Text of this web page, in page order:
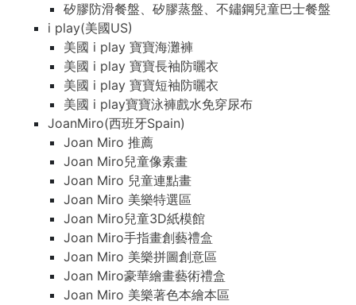
矽膠防滑餐盤、矽膠蒸盤、不鏽鋼兒童巴士餐盤
i play(美國US)
美國 i play 寶寶海灘褲
美國 i play 寶寶長袖防曬衣
美國 i play 寶寶短袖防曬衣
美國 i play寶寶泳褲戲水免穿尿布
JoanMiro(西班牙Spain)
Joan Miro 推薦
Joan Miro兒童像素畫
Joan Miro 兒童連點畫
Joan Miro 美樂特選區
Joan Miro兒童3D紙模館
Joan Miro手指畫創藝禮盒
Joan Miro 美樂拼圖創意區
Joan Miro豪華繪畫藝術禮盒
Joan Miro 美樂著色本繪本區